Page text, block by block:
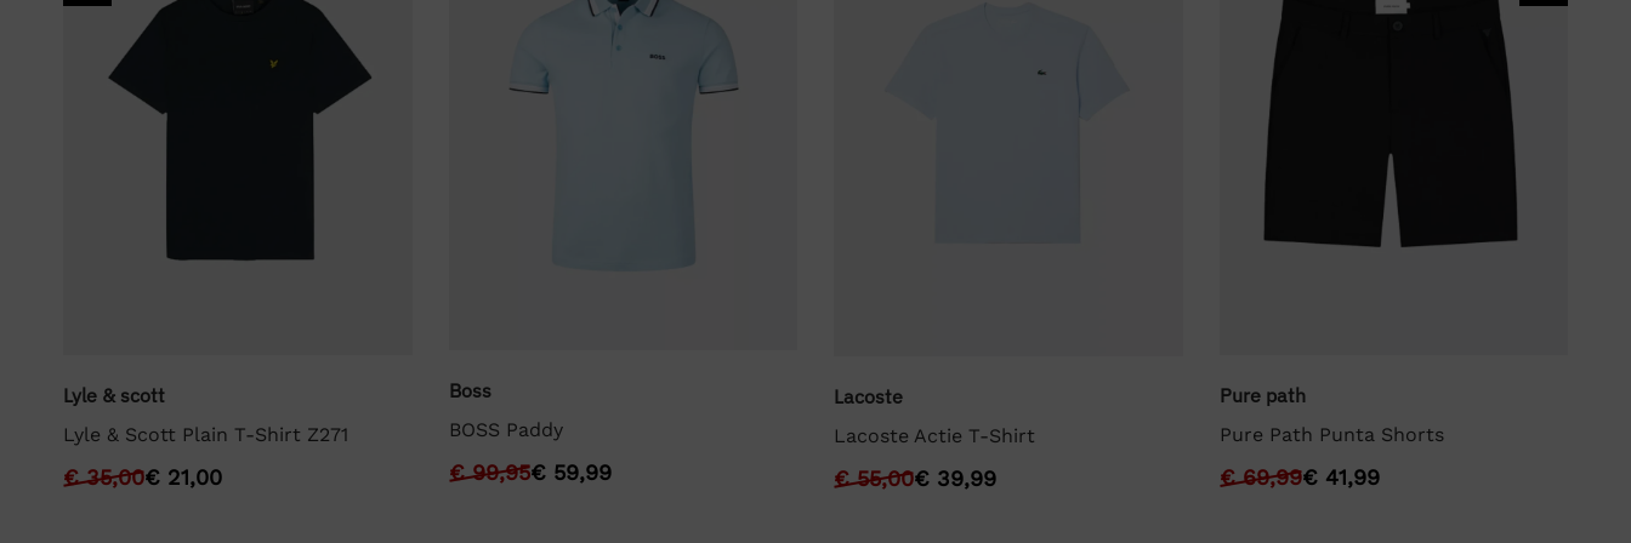
Lyle & scott
Lyle & Scott Plain T-Shirt Z271
€35,00€ 21,00
Boss
BOSS Paddy
€99,95€59,99
Lacoste
Lacoste Actie T-Shirt
€55,00€ 39,99
Pure path
Pure Path Punta Shorts
€69,99€41,99